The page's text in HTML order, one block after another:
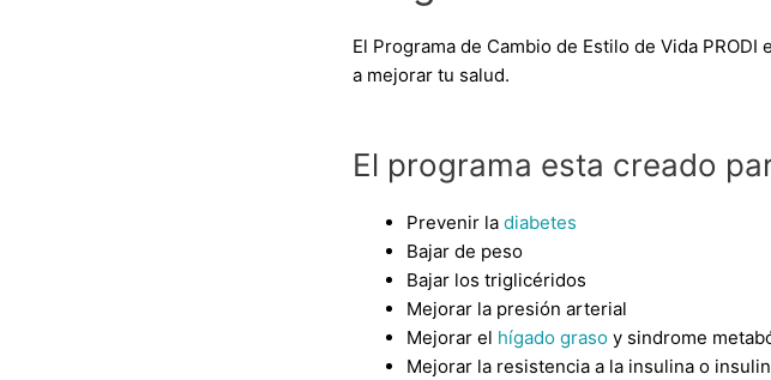
El Programa de Cambio de Estilo de Vida PRODI
a mejorar tu salud.
El programa esta creado
Prevenir la diabetes
Bajar de peso
Bajar los triglicéridos
Mejorar la presión arterial
Mejorar el hígado grasoy sindrome
Mejorar la resistencia a la insulina o